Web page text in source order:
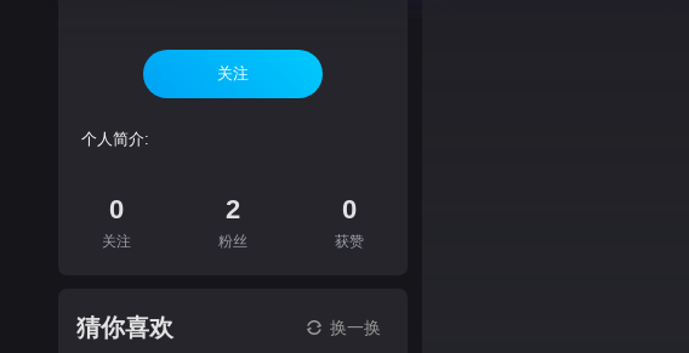
关注
个人简介:
0
关注
2
粉丝
0
获赞
猜你喜欢 换一换